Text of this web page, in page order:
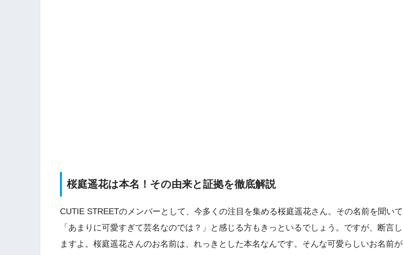
桜庭遥花は本名！その由来と証拠を徹底解説
CUTIE STREETのメンバーとして、今多くの注目を集める桜庭遥花さん。その名前を聞いて
「あまりに可愛すぎて芸名なのでは？」と感じる方もきっといるでしょう。ですが、断言し
ますよ。桜庭遥花さんのお名前は、れっきとした本名なんです。そんな可愛らしいお名前が